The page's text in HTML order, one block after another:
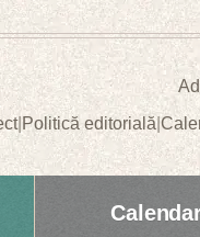
| Politică editorială|